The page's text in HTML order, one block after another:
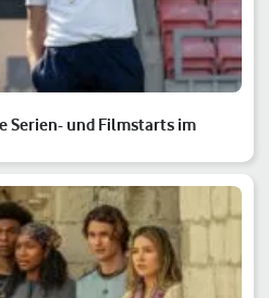
Serien- und Filmstarts im